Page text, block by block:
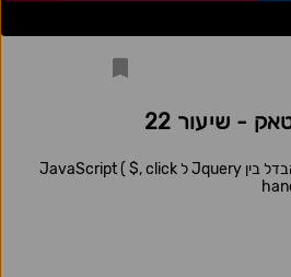
- שיעור 22
תרגיל שמציג את ההבדל בין Jquery ל JavaScript ( $, click